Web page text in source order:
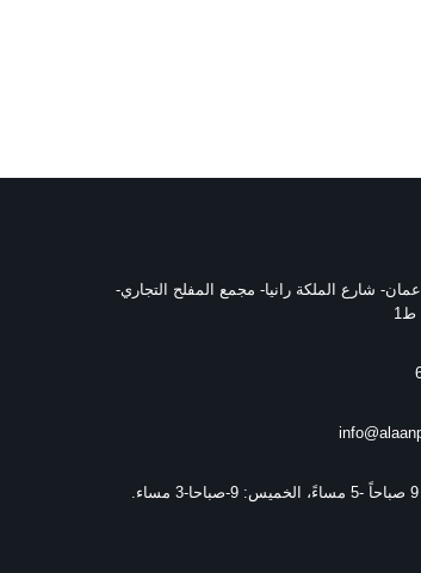
عمان- شارع الملكة رانيا- مجمع المفلح التجاري-